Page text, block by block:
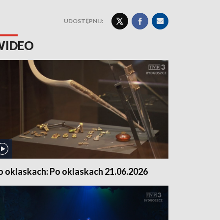
UDOSTĘPNIJ:
oklaskach: Po oklaskach 21.06.2026